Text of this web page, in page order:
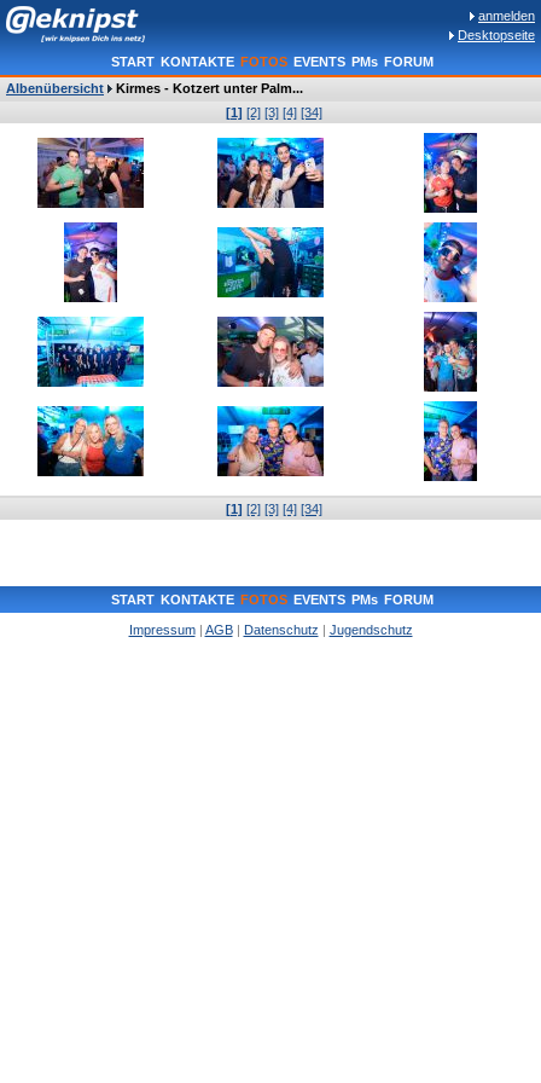
anmelden
Desktopseite
START KONTAKTE FOTOS EVENTS PMs FORUM
Albenübersicht
Kirmes - Kotzert unter Palm...
[1] [2] [3] [4] [34]
[1] [2] [3] [4] [34]
START KONTAKTE FOTOS EVENTS PMs FORUM
Impressum| AGB| Datenschutz | Jugendschutz